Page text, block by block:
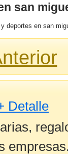
san
deportes en san
Detalle